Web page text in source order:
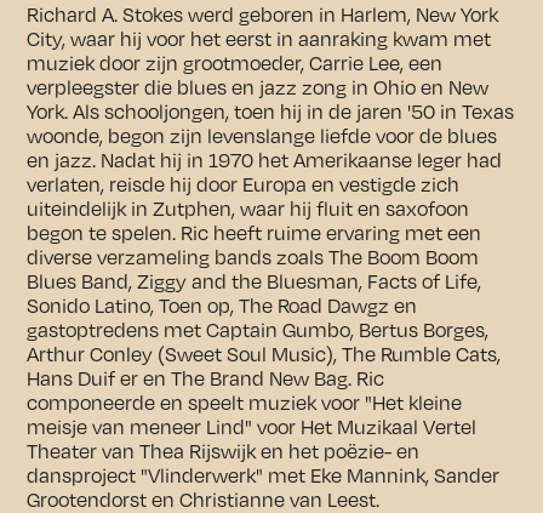
Richard A. Stokes werd geboren in Harlem, New York
City, waar hij voor het eerst in aanraking kwam met
muziek door zijn grootmoeder, Carrie Lee, een
verpleegster die blues en jazz zong in Ohio en New
York. Als schooljongen, toen hij in de jaren '50 in Texas
woonde, begon zijn levenslange liefde voor de blues
en jazz. Nadat hij in 1970 het Amerikaanse leger had
verlaten, reisde hij door Europa en vestigde zich
uiteindelijk in Zutphen, waar hij fluit en saxofoon
begon te spelen. Ric heeft ruime ervaring met een
diverse verzameling bands zoals The Boom Boom
Blues Band, Ziggy and the Bluesman, Facts of Life,
Sonido Latino, Toen op, The Road Dawgz en
gastoptredens met Captain Gumbo, Bertus Borges,
Arthur Conley (Sweet Soul Music), The Rumble Cats,
Hans Duif er en The Brand New Bag. Ric
componeerde en speelt muziek voor "Het kleine
meisje van meneer Lind" voor Het Muzikaal Vertel
Theater van Thea Rijswijk en het poëzie- en
dansproject "Vlinderwerk" met Eke Mannink, Sander
Grootendorst en Christianne van Leest.